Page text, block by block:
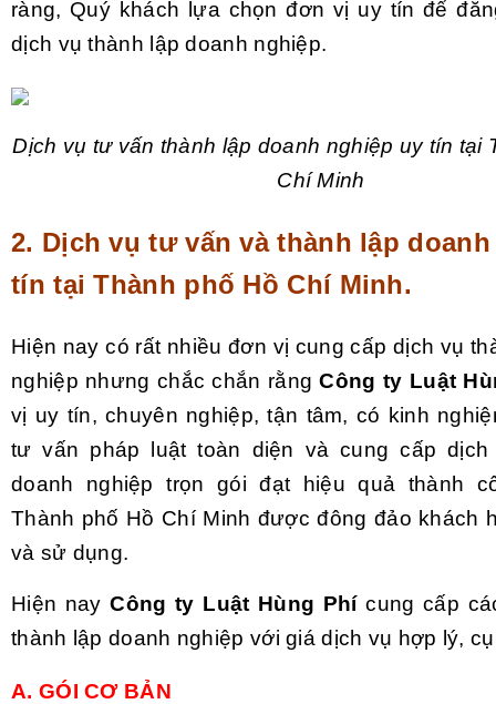
ràng, Quý khách lựa chọn đơn vị uy tín để
dịch vụ thành lập doanh nghiệp.
Dịch vụ tư vấn thành lập doanh nghiệp uy tín tại
Chí Minh
2. Dịch vụ tư vấn và thành lập
tín tại Thành phố Hồ Chí Minh.
Hiện nay có rất nhiều đơn vị cung cấp dịch vụ
nghiệp nhưng chắc chắn rằngCông ty Luật
vị uy tín, chuyên nghiệp, tận tâm, có kinh
tư vấn pháp luật toàn diện và cung cấp
doanh nghiệp trọn gói đạt hiệu quả thành
Thành phố Hồ Chí Minh được đông đảo khách
và sử dụng.
Hiện nayCông ty Luật Hùng Phícung cấp
thành lập doanh nghiệp với giá dịch vụ hợp lý,
A. GÓI CƠ BẢN